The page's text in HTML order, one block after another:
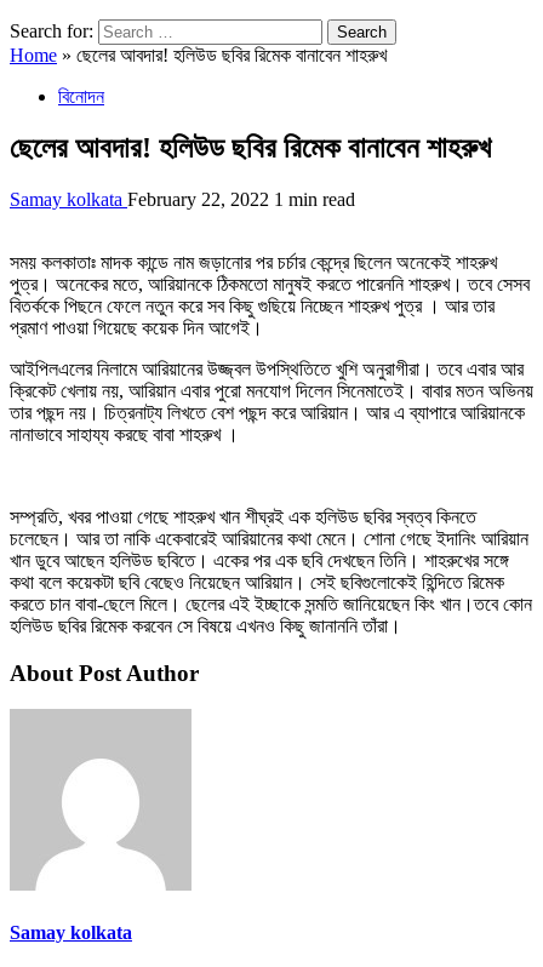
Search for:
Home » ছেলের আবদার! হলিউড ছবির রিমেক বানাবেন শাহরুখ
বিনোদন
ছেলের আবদার! হলিউড ছবির রিমেক বানাবেন শাহরুখ
Samay kolkata February 22, 2022 1 min read
সময় কলকাতাঃ মাদক কান্ডে নাম জড়ানোর পর চর্চার কেন্দ্রে ছিলেন অনেকেই শাহরুখ
পুত্র। অনেকের মতে, আরিয়ানকে ঠিকমতো মানুষই করতে পারেননি শাহরুখ। তবে সেসব
বিতর্ককে পিছনে ফেলে নতুন করে সব কিছু গুছিয়ে নিচ্ছেন শাহরুখ পুত্র । আর তার
প্রমাণ পাওয়া গিয়েছে কয়েক দিন আগেই।
আইপিলএলের নিলামে আরিয়ানের উজ্জ্বল উপস্থিতিতে খুশি অনুরাগীরা। তবে এবার আর
ক্রিকেট খেলায় নয়, আরিয়ান এবার পুরো মনযোগ দিলেন সিনেমাতেই। বাবার মতন অভিনয়
তার পছন্দ নয়। চিত্রনাট্য লিখতে বেশ পছন্দ করে আরিয়ান। আর এ ব্যাপারে আরিয়ানকে
নানাভাবে সাহায্য করছে বাবা শাহরুখ ।
সম্প্রতি, খবর পাওয়া গেছে শাহরুখ খান শীঘ্রই এক হলিউড ছবির স্বত্ব কিনতে
চলেছেন। আর তা নাকি একেবারেই আরিয়ানের কথা মেনে। শোনা গেছে ইদানিং আরিয়ান
খান ডুবে আছেন হলিউড ছবিতে। একের পর এক ছবি দেখছেন তিনি। শাহরুখের সঙ্গে
কথা বলে কয়েকটা ছবি বেছেও নিয়েছেন আরিয়ান। সেই ছবিগুলোকেই হিন্দিতে রিমেক
করতে চান বাবা-ছেলে মিলে। ছেলের এই ইচ্ছাকে সন্মতি জানিয়েছেন কিং খান।তবে কোন
হলিউড ছবির রিমেক করবেন সে বিষয়ে এখনও কিছু জানাননি তাঁরা।
About Post Author
Samay kolkata